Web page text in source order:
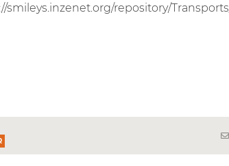
repository/